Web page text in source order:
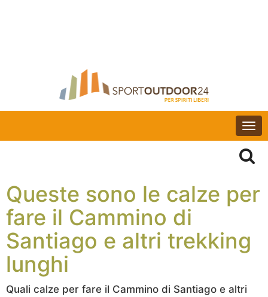
Queste sono le calze per
fare il Cammino di
Santiago e altri trekking
lunghi
Quali calze per fare il Cammino di Santiago e altri